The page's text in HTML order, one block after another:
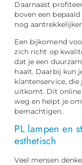
Daarnaast
boven een
nog
Een bijkomend
zich richt op
dat je een
haalt. Daarbij kun
klantenservice, die
uitkomt. Dit online
weg en helpt je
bemachtigen.
PL lampen en
esthetisch
Veel mensen